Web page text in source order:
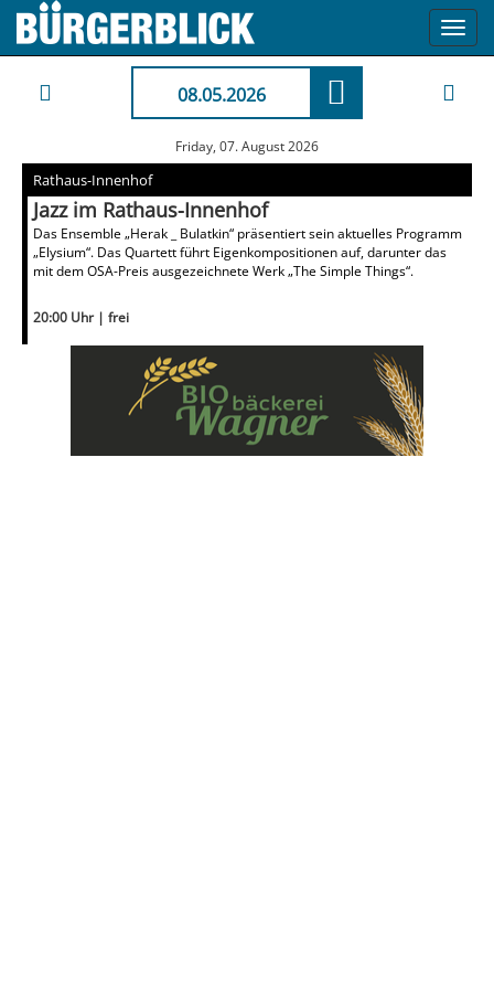
08.05.2026
Friday, 07. August 2026
Rathaus-Innenhof
Jazz im Rathaus-Innenhof
Das Ensemble „Herak _ Bulatkin“ präsentiert sein aktuelles Programm
„Elysium“. Das Quartett führt Eigenkompositionen auf, darunter das
mit dem OSA-Preis ausgezeichnete Werk „The Simple Things“.
20:00 Uhr | frei